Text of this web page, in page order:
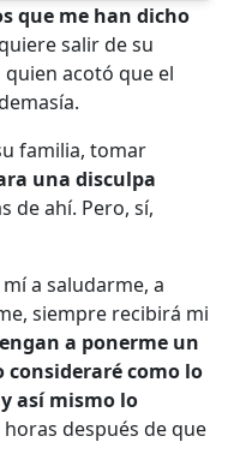
que me han dicho
salir de su
acotó que el
familia, tomar
una disculpa
de ahí. Pero, sí,
a saludarme, a
siempre recibirá mi
a ponerme un
consideraré como lo
así mismo lo
después de que